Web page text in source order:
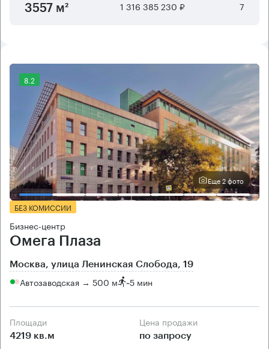
3557 м² 1 316 385 230 ₽ 7
8.2
Еще 2 фото
БЕЗ КОМИССИИ
Бизнес-центр
Омега Плаза
Москва, улица Ленинская Слобода, 19
Автозаводская → 500 м ~5 мин
Площади
4219 кв.м
Цена продажи
по запросу